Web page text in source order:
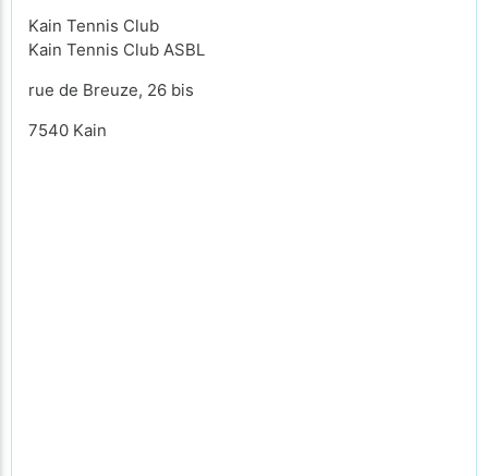
Kain Tennis Club
Kain Tennis Club ASBL
rue de Breuze, 26 bis
7540 Kain